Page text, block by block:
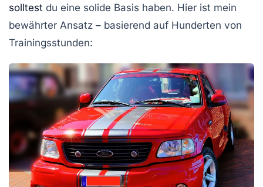
solltest du eine solide Basis haben. Hier ist mein
bewährter Ansatz – basierend auf Hunderten von
Trainingsstunden: